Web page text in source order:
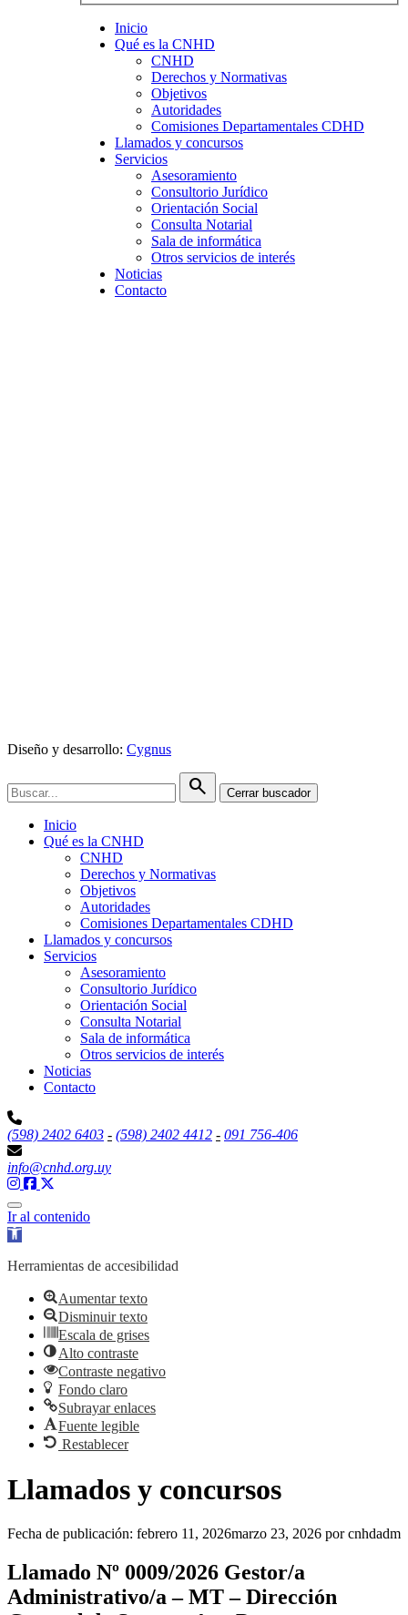
Inicio
Qué es la CNHD
CNHD
Derechos y Normativas
Objetivos
Autoridades
Comisiones Departamentales CDHD
Llamados y concursos
Servicios
Asesoramiento
Consultorio Jurídico
Orientación Social
Consulta Notarial
Sala de informática
Otros servicios de interés
Noticias
Contacto
Diseño y desarrollo: Cygnus
search Cerrar buscador
Inicio
Qué es la CNHD
CNHD
Derechos y Normativas
Objetivos
Autoridades
Comisiones Departamentales CDHD
Llamados y concursos
Servicios
Asesoramiento
Consultorio Jurídico
Orientación Social
Consulta Notarial
Sala de informática
Otros servicios de interés
Noticias
Contacto
(598) 2402 6403 - (598) 2402 4412 - 091 756-406
info@cnhd.org.uy
Ir al contenido
Abrir barra de herramientas
Herramientas de accesibilidad
Aumentar texto
Disminuir texto
Escala de grises
Alto contraste
Contraste negativo
Fondo claro
Subrayar enlaces
Fuente legible
Restablecer
Llamados y concursos
Fecha de publicación: febrero 11, 2026marzo 23, 2026 porcnhdadm
Llamado Nº 0009/2026 Gestor/a
Administrativo/a – MT – Dirección